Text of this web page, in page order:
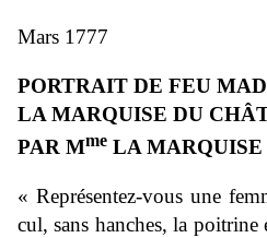
Mars 1777
PORTRAIT DE FEU
LA MARQUISE DU
PAR Mme LA MARQUISE
« Représentez-vous une
cul, sans hanches, la